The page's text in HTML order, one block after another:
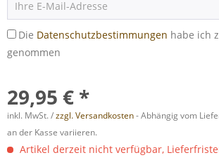
Die Datenschutzbestimmungen habe ich
genommen
29,95 € *
inkl. MwSt. /zzgl. Versandkosten- Abhängig vom
an der Kasse variieren.
Artikel derzeit nicht verfügbar,